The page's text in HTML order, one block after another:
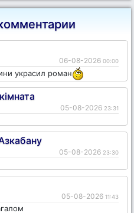
06-08-2026 00:00
украсил роман
05-08-2026 23:31
05-08-2026 23:30
05-08-2026 11:43